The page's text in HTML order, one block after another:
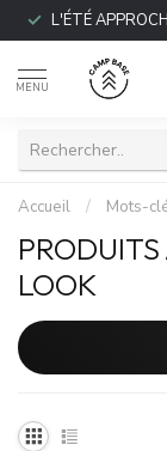
L'ÉTÉ
MENU
Accueil / Mots-
LOOK